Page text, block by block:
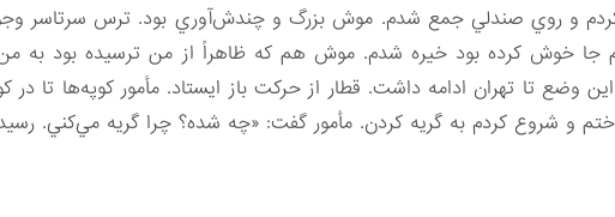
كردم و روي صندلي جمع شدم. موش بزرگ و چندش‌آوري بود. ترس سرتاسر
جا خوش كرده بود خيره شدم. موش هم كه ظاهراً از من ترسيده بود به
وضع تا تهران ادامه داشت. قطار از حركت باز ايستاد. مأمور كوپه‌ها تا در
و شروع كردم به گريه كردن. مأمور گفت: «چه شده؟ چرا گريه مي‌كني.